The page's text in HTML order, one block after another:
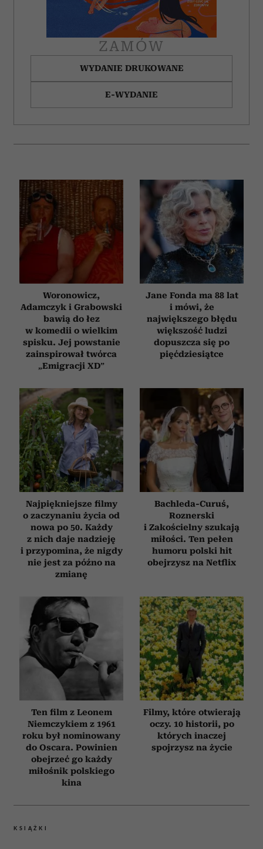
ZAMÓW
WYDANIE DRUKOWANE
E-WYDANIE
Woronowicz,
Adamczyk i Grabowski
bawią do łez
w komedii o wielkim
spisku. Jej powstanie
zainspirował twórca
„Emigracji XD”
Jane Fonda ma 88 lat
i mówi, że
największego błędu
większość ludzi
dopuszcza się po
pięćdziesiątce
Najpiękniejsze filmy
o zaczynaniu życia od
nowa po 50. Każdy
z nich daje nadzieję
i przypomina, że nigdy
nie jest za późno na
zmianę
Bachleda-Curuś,
Roznerski
i Zakościelny szukają
miłości. Ten pełen
humoru polski hit
obejrzysz na Netflix
Ten film z Leonem
Niemczykiem z 1961
roku był nominowany
do Oscara. Powinien
obejrzeć go każdy
miłośnik polskiego
kina
Filmy, które otwierają
oczy. 10 historii, po
których inaczej
spojrzysz na życie
KSIĄŻKI